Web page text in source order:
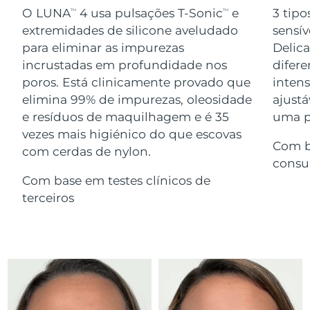
O LUNATM 4 usa pulsações T-SonicTM
e
extremidades de silicone aveludado
para eliminar as impurezas
incrustadas em profundidade nos
poros. Está clinicamente provado que
elimina 99% de impurezas, oleosidade
e resíduos de maquilhagem e é 35
vezes mais higiénico do que escovas
com cerdas de nylon.
Com base em testes clínicos de
terceiros
3
uma
Com
Advanced pore care essentials
For healthy hair
issa™ Teeth Whitening Gel
18% PAP
Cosméticos Homens
Comprar todos
FOREO APP
Israel Entrega prevista 8/14/26
Itália Entrega prevista 8/10/26
Japão Entrega prevista 8/13/26
Jersey
8/12/26
Kuwait
Líbano Entrega prevista
Lituânia Entrega prevista 8/10/26